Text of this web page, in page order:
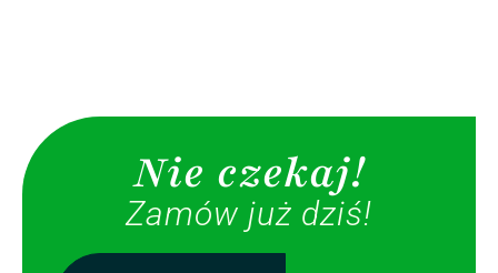
Nie czekaj!
Zamów już dziś!